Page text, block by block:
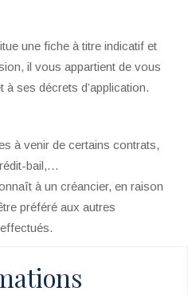
une fiche à titre indicatif et
il vous appartient de vous
ses décrets d’application.
à venir de certains contrats,
bail,…
à un créancier, en raison
préféré aux autres